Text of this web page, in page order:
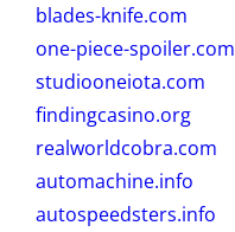
blades-knife.com
one-piece-spoiler.com
studiooneiota.com
findingcasino.org
realworldcobra.com
automachine.info
autospeedsters.info